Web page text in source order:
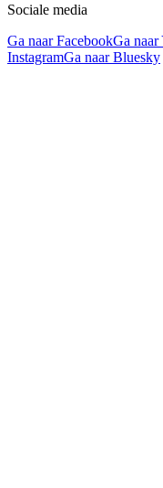
Sociale media
Ga naar FacebookGa naar
InstagramGa naar Bluesky